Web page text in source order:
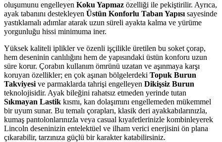
oluşumunu engelleyen Koku Yapmaz özelliği ile pekiştirilir. Ayrıca,
ayak tabanını destekleyen Üstün Konforlu Taban Yapısı sayesinde
yastıklamalı adımlar atarak uzun süreli ayakta kalma ve yürüme
yorgunluğu hissi minimuma iner.
Yüksek kaliteli iplikler ve özenli işçilikle üretilen bu soket çorap,
hem deseninin canlılığını hem de yapısındaki üstün konforu uzun
süre korur. Çorabın kullanım ömrünü uzatan ve aşınmaya karşı
koruyan özellikler; en çok aşınan bölgelerdeki Topuk Burun
Takviyesi ve parmaklarda tahrişi engelleyen Dikişsiz Burun
teknolojisidir. Ayak bileğini rahatsız etmeden yerinde tutan
Sıkmayan Lastik kısmı, kan dolaşımını engellemeden mükemmel
bir uyum sunar. Bu temalı çorapları, klasik deri ayakkabılarınızla,
kumaş pantolonlarınızla veya casual kıyafetlerinizle kombinleyerek
Lincoln deseninizin entelektüel ve ilham verici enerjisini ön plana
çıkarabilir, tarzınıza güçlü bir karakter katabilirsiniz.